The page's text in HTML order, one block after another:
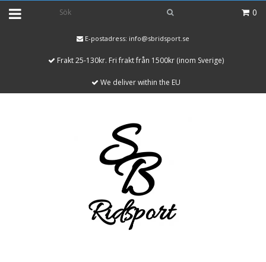
0
E-postadress: info@sbridsport.se
Frakt 25-130kr. Fri frakt från 1500kr (inom Sverige)
We deliver within the EU